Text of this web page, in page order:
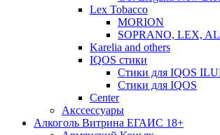
Lex Tobacco
MORION
SOPRANO, LEX,
Karelia and others
IQOS стики
Стики для IQOS
Стики для IQOS
Сenter
Акссессуары
Алкоголь Витрина ЕГАИС 18+